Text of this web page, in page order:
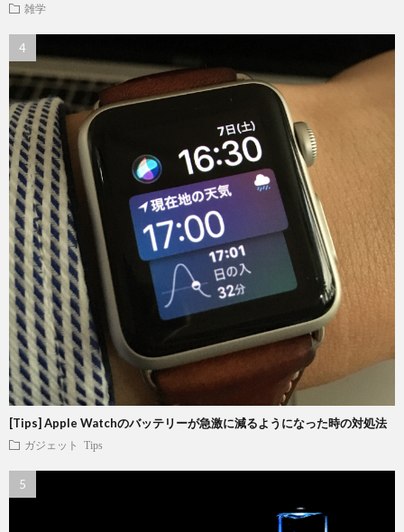
雑学
[Tips] Apple Watchのバッテリーが急激に減るようになった時の対処法
ガジェット Tips